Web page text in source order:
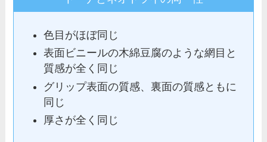
色目がほぼ同じ
表面ビニールの木綿豆腐のような網目と
質感が全く同じ
グリップ表面の質感、裏面の質感ともに
同じ
厚さが全く同じ